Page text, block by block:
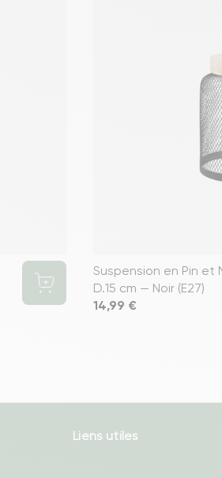
Suspension en Pin et
D.15 cm — Noir (E27)
Prix
14,99 €
Liens utiles